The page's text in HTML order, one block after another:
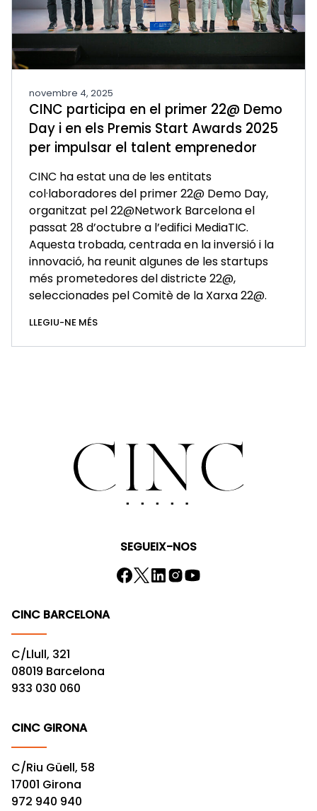
novembre 4, 2025
CINC participa en el primer 22@ Demo
Day i en els Premis Start Awards 2025
per impulsar el talent emprenedor
CINC ha estat una de les entitats
col·laboradores del primer 22@ Demo Day,
organitzat pel 22@Network Barcelona el
passat 28 d’octubre a l’edifici MediaTIC.
Aquesta trobada, centrada en la inversió i la
innovació, ha reunit algunes de les startups
més prometedores del districte 22@,
seleccionades pel Comitè de la Xarxa 22@.
LLEGIU-NE MÉS
SEGUEIX-NOS
CINC BARCELONA
C/Llull, 321
08019 Barcelona
933 030 060
CINC GIRONA
C/Riu Güell, 58
17001 Girona
972 940 940